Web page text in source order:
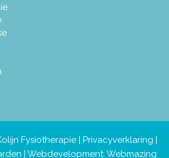
Fysiotherapie | Privacyverklaring |
| Webdevelopment: Webmazing